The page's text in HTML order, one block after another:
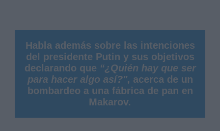
Habla además sobre las intenciones
del presidente Putin y sus objetivos
declarando que “¿Quién hay que ser
para hacer algo así?", acerca de un
bombardeo a una fábrica de pan en
Makarov.